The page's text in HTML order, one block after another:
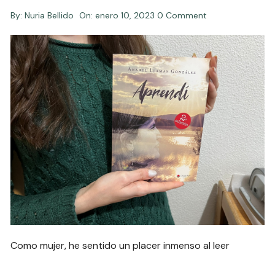
By: Nuria Bellido On:enero 10, 2023 0 Comment
Como mujer, he sentido un placer inmenso al leer